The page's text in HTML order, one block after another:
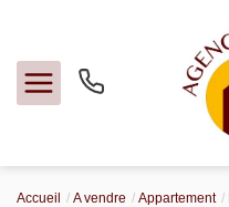
Accueil A vendre Appartement